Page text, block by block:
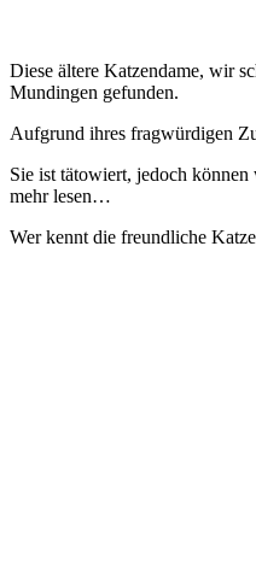
Diese ältere Katzendame, wir
Mundingen gefunden.
Aufgrund ihres fragwürdigen
Sie ist tätowiert, jedoch
mehr lesen…
Wer kennt die freundliche